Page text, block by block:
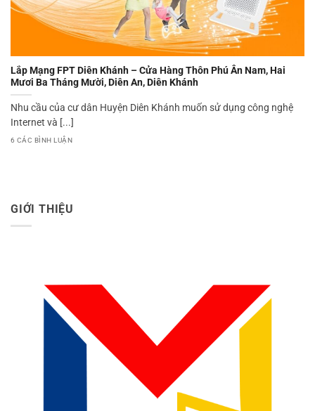
Lắp Mạng FPT Diên Khánh – Cửa Hàng Thôn Phú Ân Nam, Hai
Mươi Ba Tháng Mười, Diên An, Diên Khánh
Nhu cầu của cư dân Huyện Diên Khánh muốn sử dụng công nghệ
Internet và [...]
6 CÁC BÌNH LUẬN
GIỚI THIỆU